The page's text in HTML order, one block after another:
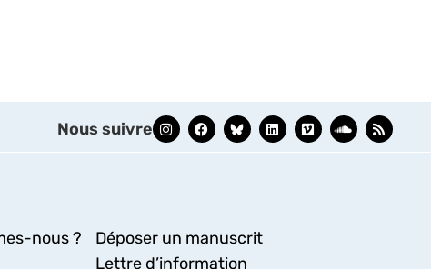
Nous suivre
nous ?
Déposer un manuscrit
Lettre d’information